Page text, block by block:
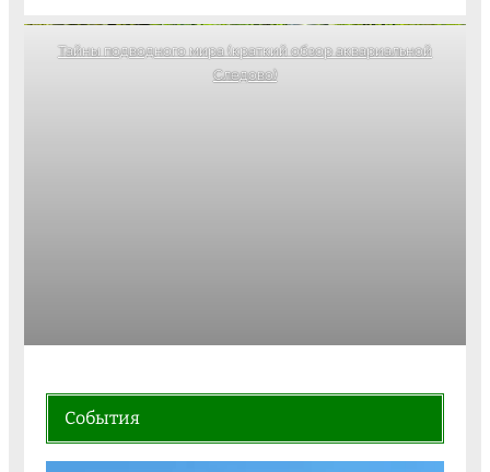
Тайны подводного мира (краткий обзор аквариальной
Следово)
События